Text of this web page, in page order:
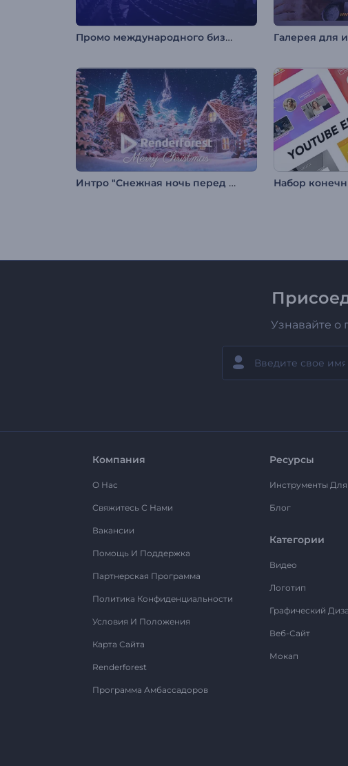
Промо международного бизнес-мероприятия
Интро "Снежная ночь перед Рождеством"
Узнавайте о
Компания
О Нас
Свяжитесь С Нами
Вакансии
Помощь И Поддержка
Партнерская Программа
Политика Конфиденциальности
Условия И Положения
Карта Сайта
Renderforest
Программа Амбассадоров
Ресурсы
Инструменты
Блог
Категории
Видео
Логотип
Графический
Веб-Сайт
Мокап